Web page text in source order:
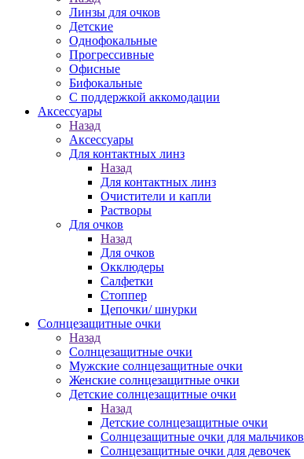
Линзы для очков
Детские
Однофокальные
Прогрессивные
Офисные
Бифокальные
С поддержкой аккомодации
Аксессуары
Назад
Аксессуары
Для контактных линз
Назад
Для контактных линз
Очистители и капли
Растворы
Для очков
Назад
Для очков
Окклюдеры
Салфетки
Стоппер
Цепочки/ шнурки
Солнцезащитные очки
Назад
Солнцезащитные очки
Мужские солнцезащитные очки
Женские солнцезащитные очки
Детские солнцезащитные очки
Назад
Детские солнцезащитные очки
Солнцезащитные очки для мальчиков
Солнцезащитные очки для девочек